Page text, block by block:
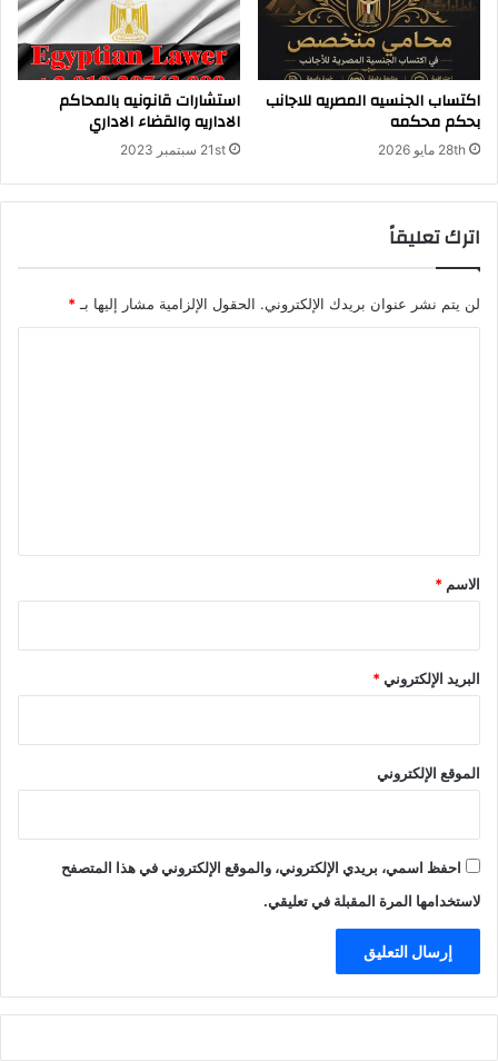
ا
ل
د
ل
اكتساب الجنسيه المصريه للاجانب
بحكم محكمه
28th مايو 2026
استشارات قانونيه بالمحاكم
الاداريه والقضاء الاداري
21st سبتمبر 2023
اترك تعليقاً
لن يتم نشر عنوان بريدك الإلكتروني. الحقول الإلزامية مشار إليها بـ*
*
الاسم *
البريد الإلكتروني*
الموقع الإلكتروني
احفظ اسمي، بريدي الإلكتروني، والموقع الإلكتروني في هذا المتصفح
لاستخدامها المرة المقبلة في تعليقي.